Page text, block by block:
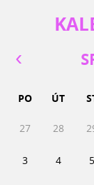
PO ÚT
27 28
3 4 5